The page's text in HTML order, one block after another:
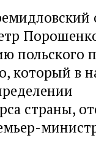
польского
который в
страны,